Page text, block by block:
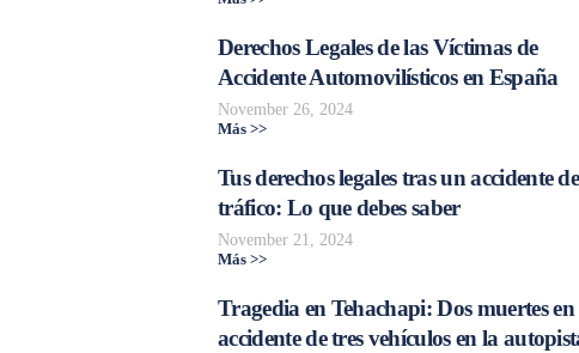
Derechos Legales de las Víctimas de
Accidente Automovilísticos en España
November 26, 2024
Más >>
Tus derechos legales tras un accidente de
tráfico: Lo que debes saber
November 21, 2024
Más >>
Tragedia en Tehachapi: Dos muertes en
accidente de tres vehículos en la